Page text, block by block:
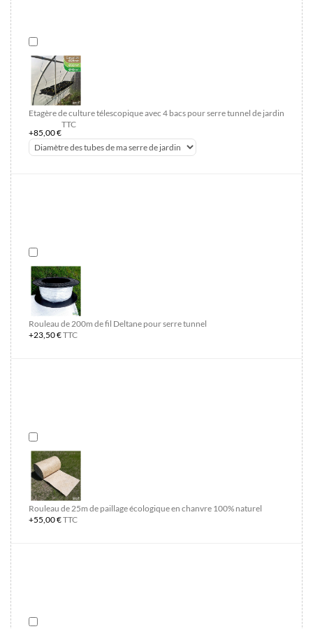
Etagère de culture télescopique avec 4 bacs pour serre tunnel de jardin
+85,00 €
TTC
Rouleau de 200m de fil Deltane pour serre tunnel
+23,50 €TTC
Rouleau de 25m de paillage écologique en chanvre 100% naturel
+55,00 €TTC